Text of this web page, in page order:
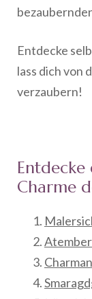
Entdecke
lass dich von
verzaubern!
Charme